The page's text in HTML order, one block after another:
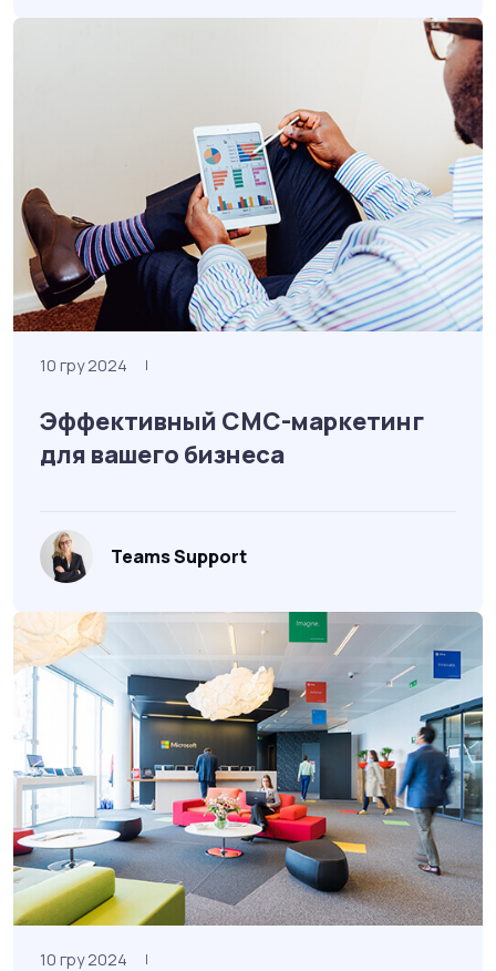
10 гру 2024 |
Эффективный СМС-маркетинг
для вашего бизнеса
Teams Support
10 гру 2024 |